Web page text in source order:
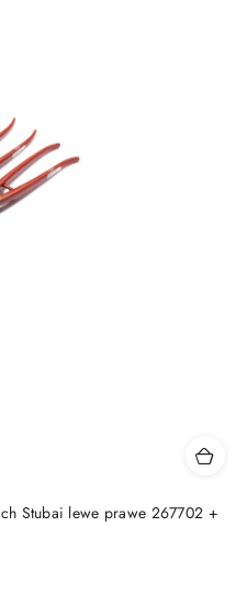
Stubai lewe prawe 267702 +